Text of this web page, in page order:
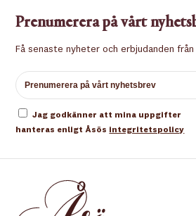
Prenumerera på vårt
Få senaste nyheter och erbjudanden från
Jag godkänner att mina uppgifter
hanteras enligt Åsös integritetspolicy